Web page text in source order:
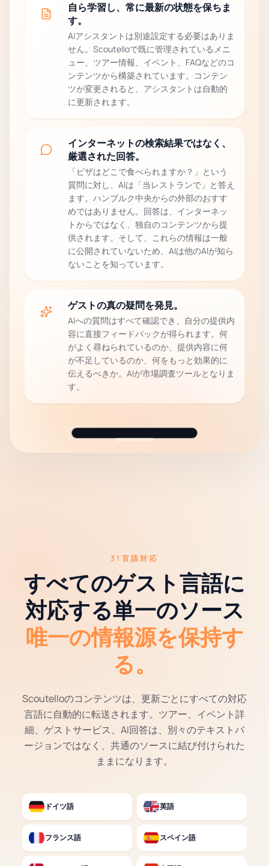
自ら学習し、常に最新の状態を保ちま
す。
AIアシスタントは別途設定する必要はありま
せん。Scoutelloで既に管理されているメニ
ュー、ツアー情報、イベント、FAQなどのコ
ンテンツから構築されています。コンテン
ツが変更されると、アシスタントは自動的
に更新されます。
インターネットの検索結果ではなく、
厳選された回答。
「ピザはどこで食べられますか？」という
質問に対し、AIは「当レストランで」と答え
ます。ハンブルク中央からの外部のおすす
めではありません。回答は、インターネッ
トからではなく、独自のコンテンツから提
供されます。そして、これらの情報は一般
に公開されていないため、AIは他のAIが知ら
ないことを知っています。
ゲストの真の疑問を発見。
AIへの質問はすべて確認でき、自分の提供内
容に直接フィードバックが得られます。何
がよく尋ねられているのか、提供内容に何
が不足しているのか、何をもっと効果的に
伝えるべきか。AIが市場調査ツールとなりま
す。
31言語対応
すべてのゲスト言語に
対応する単一のソース
唯一の情報源を保持す
る。
Scoutelloのコンテンツは、更新ごとにすべての対応
言語に自動的に転送されます。ツアー、イベント詳
細、ゲストサービス、AI回答は、別々のテキストバ
ージョンではなく、共通のソースに結び付けられた
ままになります。
ドイツ語 英語
フランス語 スペイン語